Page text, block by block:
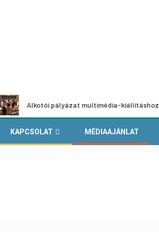
Alkotói pályázat multimédia-kiállításhoz
KAPCSOLAT MÉDIAAJÁNLAT